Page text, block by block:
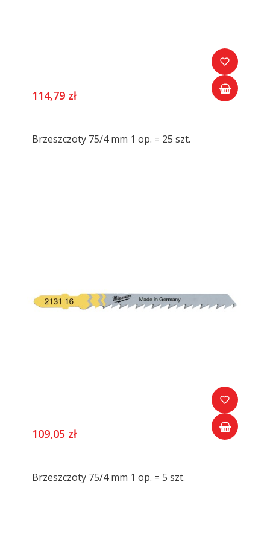
114,79 zł
Brzeszczoty 75/4 mm 1 op. = 25 szt.
109,05 zł
Brzeszczoty 75/4 mm 1 op. = 5 szt.